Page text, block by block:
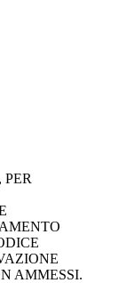
AMMESSI.